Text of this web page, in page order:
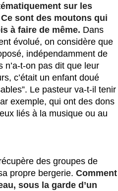
sur les
sont des moutons qui
à faire de même. Dans
évolué, on considère que
indépendamment de
t-on pas dit que leur
c’était un enfant doué
Le pasteur va-t-il tenir
exemple, qui ont des dons
liés à la musique ou au
des groupes de
propre bergerie. Comment
sous la garde d’un